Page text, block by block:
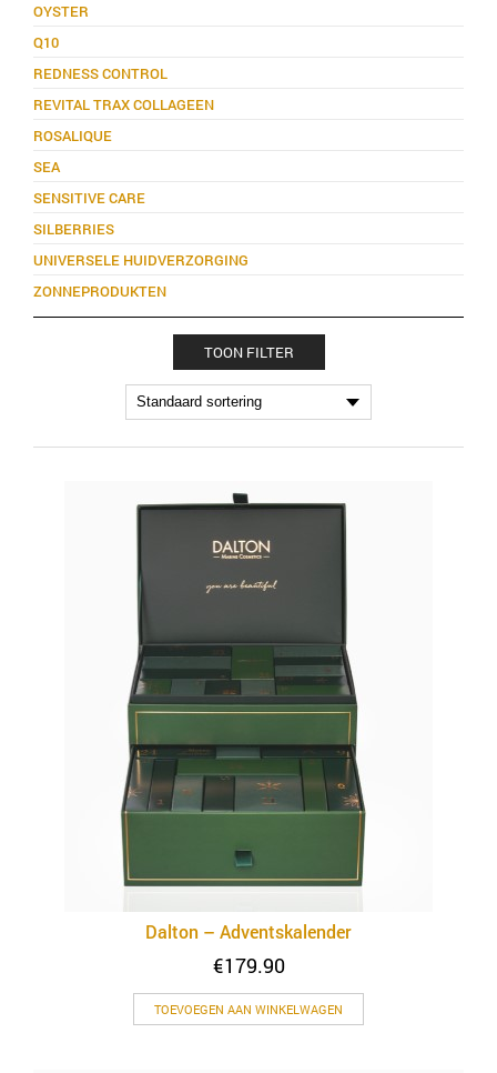
TOON FILTER
Dalton – Adventskalender
€179.90
TOEVOEGEN AAN WINKELWAGEN
OYSTER
Q10
REDNESS CONTROL
REVITAL TRAX COLLAGEEN
ROSALIQUE
SEA
SENSITIVE CARE
SILBERRIES
UNIVERSELE HUIDVERZORGING
ZONNEPRODUKTEN